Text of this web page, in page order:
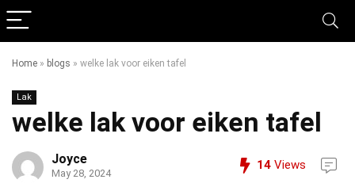
Home » blogs » welke lak voor eiken tafel
Lak
welke lak voor eiken tafel
Joyce
May 28, 2024
14 Views